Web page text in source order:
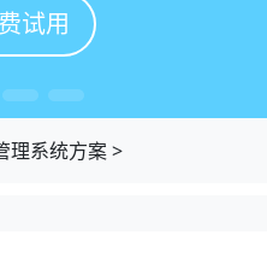
试用
试用
试用
试用
理系统方案>